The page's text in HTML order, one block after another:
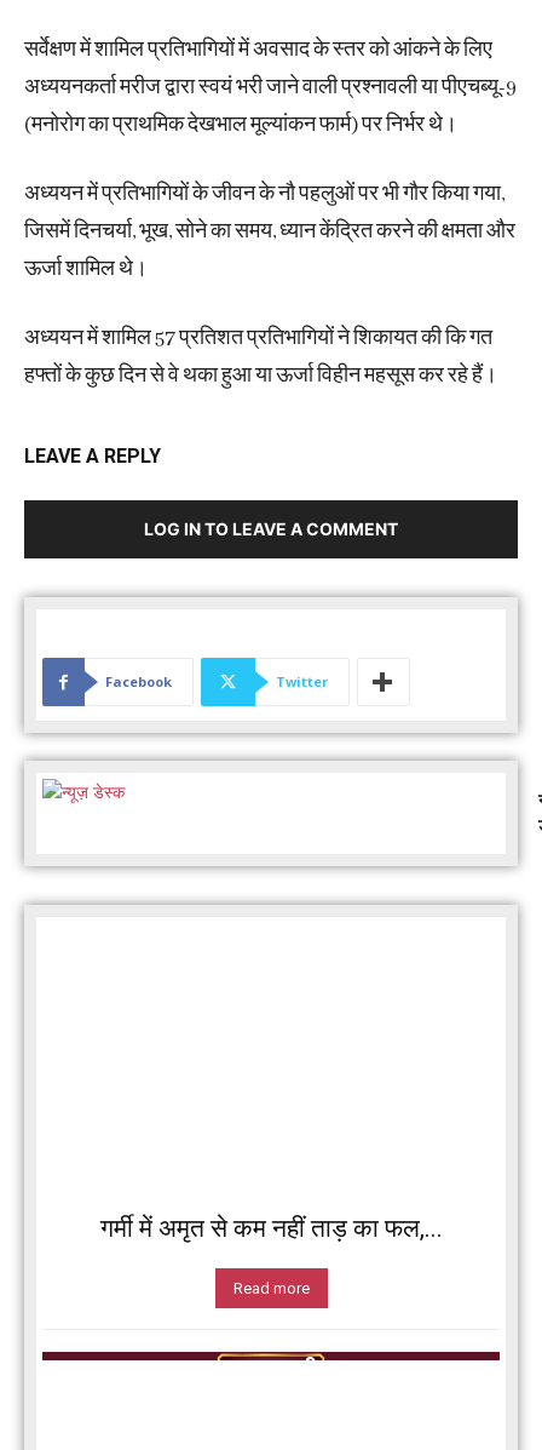
सर्वेक्षण में शामिल प्रतिभागियों में अवसाद के स्तर को आंकने के लिए
अध्ययनकर्ता मरीज द्वारा स्वयं भरी जाने वाली प्रश्नावली या पीएचब्यू-9
(मनोरोग का प्राथमिक देखभाल मूल्यांकन फार्म) पर निर्भर थे।
अध्ययन में प्रतिभागियों के जीवन के नौ पहलुओं पर भी गौर किया गया,
जिसमें दिनचर्या, भूख, सोने का समय, ध्यान केंद्रित करने की क्षमता और
ऊर्जा शामिल थे।
अध्ययन में शामिल 57 प्रतिशत प्रतिभागियों ने शिकायत की कि गत
हफ्तों के कुछ दिन से वे थका हुआ या ऊर्जा विहीन महसूस कर रहे हैं।
LEAVE A REPLY
LOG IN TO LEAVE A COMMENT
Facebook Twitter
गर्मी में अमृत से कम नहीं ताड़ का फल,...
Read more